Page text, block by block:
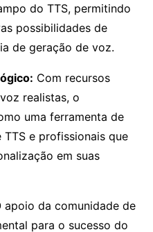
do TTS, permitindo
possibilidades de
de geração de voz.
Com recursos
realistas, o
uma ferramenta de
e profissionais que
em suas
apoio da comunidade de
para o sucesso do